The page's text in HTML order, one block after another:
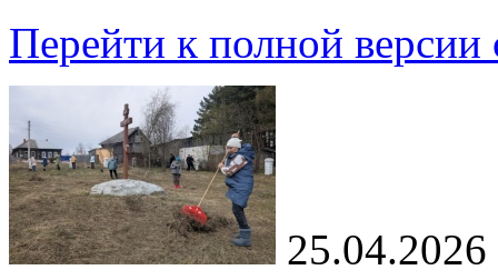
Перейти к полной версии
25.04.2026